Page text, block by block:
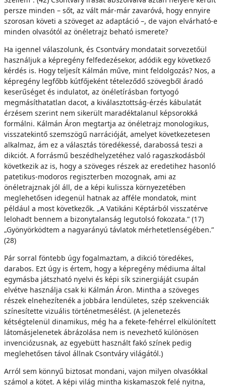
persze minden – sőt, az vált már-már zavaróvá, hogy ennyire
szorosan követi a szöveget az adaptáció –, de vajon elvárható-e
minden olvasótól az önéletrajz beható ismerete?
Ha igennel válaszolunk, és Csontváry mondatait sorvezetőül
használjuk a képregény felfedezésekor, adódik egy következő
kérdés is. Hogy teljesít Kálmán műve, mint feldolgozás? Nos, a
képregény legfőbb kútfőjeként tételeződő szövegből áradó
keserűséget és indulatot, az önéletírásban fortyogó
megmásíthatatlan dacot, a kiválasztottság-érzés kábulatát
érzésem szerint nem sikerült maradéktalanul képsorokká
formálni. Kálmán Áron megtartja az önéletrajz monologikus,
visszatekintő szemszögű narrációját, amelyet következetesen
alkalmaz, ám ez a választás töredékessé, darabossá teszi a
dikciót. A forrásmű beszédhelyzetéhez való ragaszkodásból
következik az is, hogy a szöveges részek az eredetihez hasonló
patetikus-modoros regiszterben mozognak, ami az
önéletrajznak jól áll, de a képi kulissza környezetében
meglehetősen idegenül hatnak az afféle mondatok, mint
például a most következők. „A Vatikáni Képtárból visszatérve
lelohadt bennem a bizonytalanság legutolsó fokozata.” (17)
„Gyönyörködtem a nagyarányú távlatok mérhetetlenségében.”
(28)
Pár sorral föntebb úgy fogalmaztam, a dikció töredékes,
darabos. Ezt úgy is értem, hogy a képregény médiuma által
egymásba játszható nyelvi és képi sík szinergiáját csupán
elvétve használja csak ki Kálmán Áron. Mintha a szöveges
részek elnehezítenék a jobbára lendületes, szép szekvenciák
színesítette vizuális történetmesélést. (A jelenetezés
kétségtelenül dinamikus, még ha a fekete-fehérrel elkülönített
látomásjelenetek ábrázolása nem is nevezhető különösen
invenciózusnak, az egyebütt használt fakó színek pedig
meglehetősen távol állnak Csontváry világától.)
Arról sem könnyű biztosat mondani, vajon milyen olvasókkal
számol a kötet. A képi világ mintha kiskamaszok felé nyitna,